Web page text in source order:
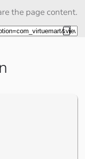
the page content.